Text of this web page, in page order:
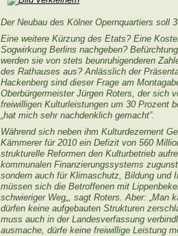
Der Neubau des Kölner Opernquartiers soll
Eine weitere Kürzung des Etats? Eine
Sogwirkung Berlins nachgeben?
werden sie von stets beunruhigenderen
des Rathauses aus? Anlässlich der
Hackenberg sind dieser Frage am
Oberbürgermeister Jürgen Roters, der sich
freiwilligen Kulturleistungen um 30 Prozent
„hat mich sehr nachdenklich gemacht”.
Während sich neben ihm Kulturdezernent
Kämmerer für 2010 ein Defizit von 560
strukturelle Reformen den Kulturbetrieb
kommunalen Finanzierungssystems
sondern auch für Klimaschutz, Bildung und
müssen sich die Betroffenen mit
schwieriger Weg„, sagt Roters. Aber: „Man
dürfen keine aufgebauten Strukturen
muss auch in der Landesverfassung
ausmache, dürfe keine freiwillige Leistung